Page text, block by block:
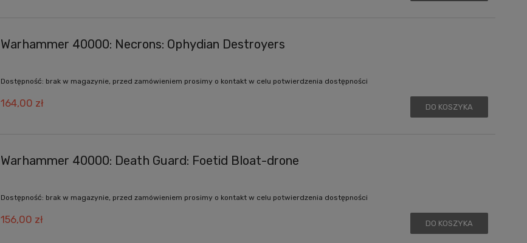
Warhammer 40000: Necrons: Ophydian Destroyers
Dostępność: brak w magazynie, przed zamówieniem prosimy o kontakt w celu potwierdzenia dostępności
164,00 zł DO KOSZYKA
Warhammer 40000: Death Guard: Foetid Bloat-drone
Dostępność: brak w magazynie, przed zamówieniem prosimy o kontakt w celu potwierdzenia dostępności
156,00 zł DO KOSZYKA